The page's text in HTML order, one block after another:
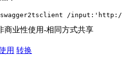
swagger2tsclient /
商业性使用-相同方式共享
用 转换